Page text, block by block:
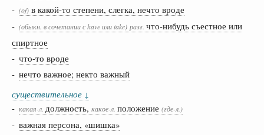
- (of) в какой-то степени, слегка, нечто вроде
- (обыкн. в сочетании с have или take) разг. что-нибудь съестное или
спиртное
- что-то вроде
- нечто важное; некто важный
существительное ↓
- какая-л. должность, какое-л. положение (где-л.)
- важная персона, «шишка»